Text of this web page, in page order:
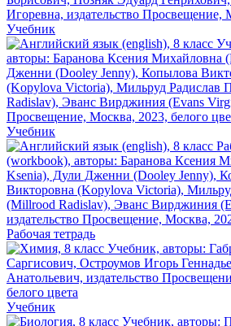
Учебник
Учебник
Рабочая тетрадь
Учебник